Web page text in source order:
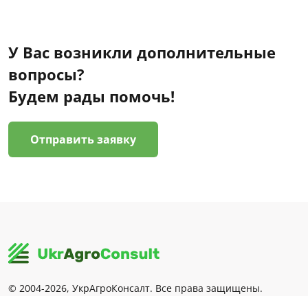
У Вас возникли дополнительные
вопросы?
Будем рады помочь!
Отправить заявку
© 2004-2026, УкрАгроКонсалт. Все права защищены.